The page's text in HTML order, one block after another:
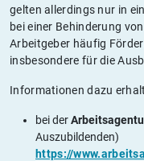
gelten allerdings nur in
bei einer Behinderung
Arbeitgeber häufig
insbesondere für die
Informationen dazu
bei der
Auszubildenden)
https://